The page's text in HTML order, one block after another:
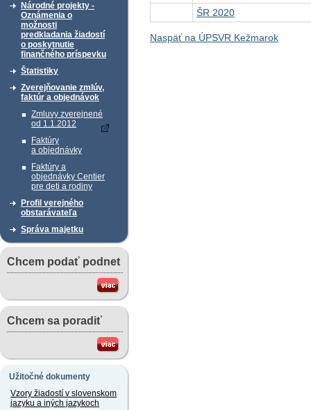
Národné projekty -
Oznámenia o
možnosti
predkladania žiadostí
o poskytnutie
finančného príspevku
Štatistiky
Zverejňovanie zmlúv,
faktúr a objednávok
Zmluvy zverejnené
od 1.1.2012
Faktúry
a objednávky
Faktúry a
objednávky Centier
pre deti a rodiny
Profil verejného
obstarávateľa
Správa majetku
Chcem podať podnet
Chcem sa poradiť
Užitočné dokumenty
Vzory žiadostí v slovenskom
jazyku a iných jazykoch
ŠR 2020
Naspäť na ÚPSVR Kežmarok